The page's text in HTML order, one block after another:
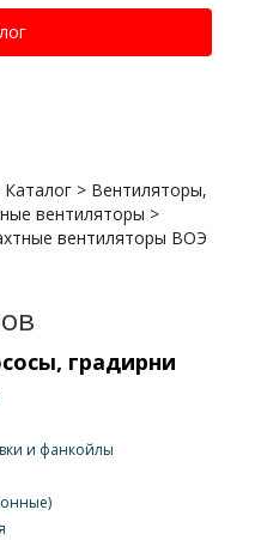
Каталог > Вентиляторы,
вентиляторы >
вентиляторы ВОЭ
градирни
и фанкойлы